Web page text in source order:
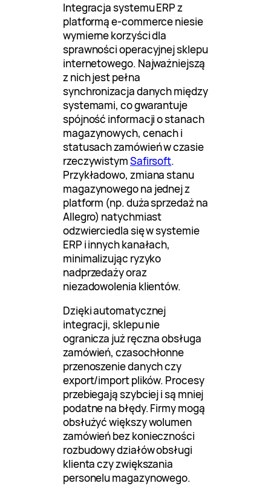
Integracja systemu ERP z
platformą e-commerce niesie
wymierne korzyści dla
sprawności operacyjnej sklepu
internetowego. Najważniejszą
z nich jest pełna
synchronizacja danych między
systemami, co gwarantuje
spójność informacji o stanach
magazynowych, cenach i
statusach zamówień w czasie
rzeczywistymSafirsoft.
Przykładowo, zmiana stanu
magazynowego na jednej z
platform (np. duża sprzedaż na
Allegro) natychmiast
odzwierciedla się w systemie
ERP i innych kanałach,
minimalizując ryzyko
nadprzedaży oraz
niezadowolenia klientów.
Dzięki automatycznej
integracji, sklepu nie
ogranicza już ręczna obsługa
zamówień, czasochłonne
przenoszenie danych czy
export/import plików. Procesy
przebiegają szybciej i są mniej
podatne na błędy. Firmy mogą
obsłużyć większy wolumen
zamówień bez konieczności
rozbudowy działów obsługi
klienta czy zwiększania
personelu magazynowego.